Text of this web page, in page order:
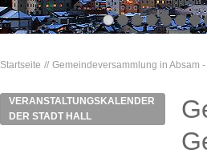
Startseite Gemeindeversammlung in Absam
VERANSTALTUNGSKALENDER
DER STADT HALL